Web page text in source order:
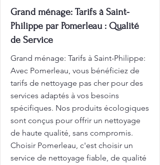
Grand ménage: Tarifs à Saint-
Philippe par Pomerleau : Qualité
de Service
Grand ménage: Tarifs à Saint-Philippe:
Avec Pomerleau, vous bénéficiez de
tarifs de nettoyage pas cher pour des
services adaptés à vos besoins
spécifiques. Nos produits écologiques
sont conçus pour offrir un nettoyage
de haute qualité, sans compromis.
Choisir Pomerleau, c'est choisir un
service de nettoyage fiable, de qualité